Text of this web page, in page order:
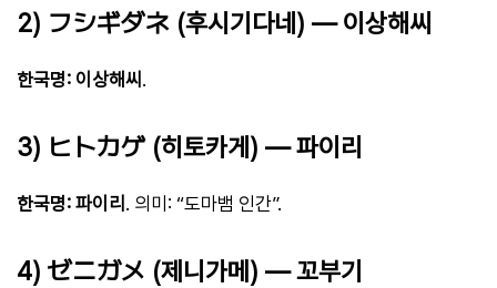
2) フシギダネ (후시기다네) — 이상해씨
한국명: 이상해씨 .
3) ヒトカゲ (히토카게) — 파이리
한국명: 파이리 . 의미: “도마뱀 인간”.
4) ゼニガメ (제니가메) — 꼬부기